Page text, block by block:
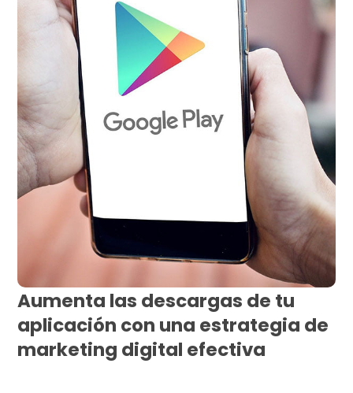
Aumenta las descargas de tu
aplicación con una estrategia de
marketing digital efectiva